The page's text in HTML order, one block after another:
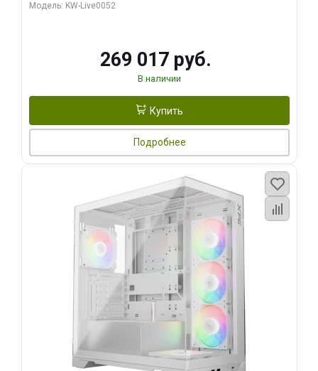
Модель: KW-Live0052
269 017 руб.
В наличии
Купить
Подробнее